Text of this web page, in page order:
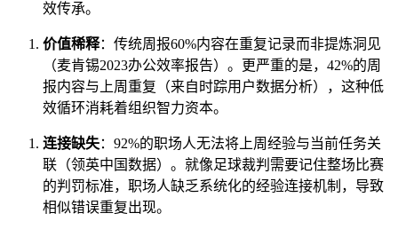
效传承。
价值稀释：传统周报60%内容在重复记录而非提炼洞见
（麦肯锡2023办公效率报告）。更严重的是，42%的周
报内容与上周重复（来自时踪用户数据分析），这种低
效循环消耗着组织智力资本。
连接缺失：92%的职场人无法将上周经验与当前任务关
联（领英中国数据）。就像足球裁判需要记住整场比赛
的判罚标准，职场人缺乏系统化的经验连接机制，导致
相似错误重复出现。